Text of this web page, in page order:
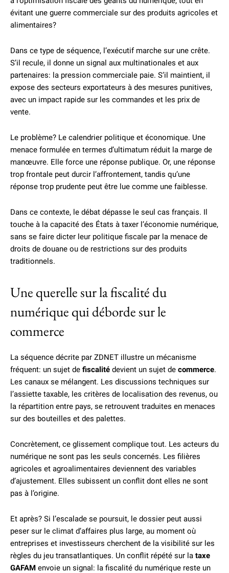
évitant une guerre commerciale sur des produits agricoles et
alimentaires?
Dans ce type de séquence, l’exécutif marche sur une crête.
S’il recule, il donne un signal aux multinationales et aux
partenaires: la pression commerciale paie. S’il maintient, il
expose des secteurs exportateurs à des mesures punitives,
avec un impact rapide sur les commandes et les prix de
vente.
Le problème? Le calendrier politique et économique. Une
menace formulée en termes d’ultimatum réduit la marge de
manœuvre. Elle force une réponse publique. Or, une réponse
trop frontale peut durcir l’affrontement, tandis qu’une
réponse trop prudente peut être lue comme une faiblesse.
Dans ce contexte, le débat dépasse le seul cas français. Il
touche à la capacité des États à taxer l’économie numérique,
sans se faire dicter leur politique fiscale par la menace de
droits de douane ou de restrictions sur des produits
traditionnels.
Une querelle sur la fiscalité du
numérique qui déborde sur le
commerce
La séquence décrite par ZDNET illustre un mécanisme
fréquent: un sujet de fiscalité devient un sujet de commerce.
Les canaux se mélangent. Les discussions techniques sur
l’assiette taxable, les critères de localisation des revenus, ou
la répartition entre pays, se retrouvent traduites en menaces
sur des bouteilles et des palettes.
Concrètement, ce glissement complique tout. Les acteurs du
numérique ne sont pas les seuls concernés. Les filières
agricoles et agroalimentaires deviennent des variables
d’ajustement. Elles subissent un conflit dont elles ne sont
pas à l’origine.
Et après? Si l’escalade se poursuit, le dossier peut aussi
peser sur le climat d’affaires plus large, au moment où
entreprises et investisseurs cherchent de la visibilité sur les
règles du jeu transatlantiques. Un conflit répété sur la taxe
GAFAM envoie un signal: la fiscalité du numérique reste un